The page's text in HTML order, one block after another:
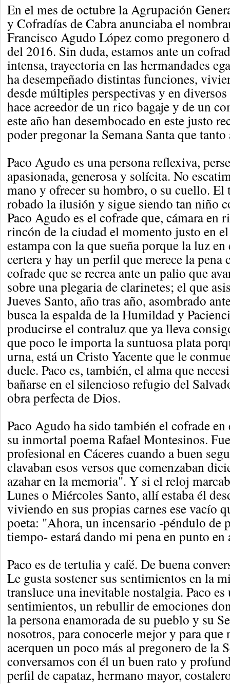
En el mes de octubre la Agrupación
y Cofradías de Cabra anunciaba el
Francisco Agudo López como pregonero
del 2016. Sin duda, estamos ante un
intensa, trayectoria en las hermandades
ha desempeñado distintas funciones,
desde múltiples perspectivas y en
hace acreedor de un rico bagaje y de un
este año han desembocado en este justo
poder pregonar la Semana Santa que
Paco Agudo es una persona reflexiva,
apasionada, generosa y solícita. No
mano y ofrecer su hombro, o su cuello. El
robado la ilusión y sigue siendo tan niño
Paco Agudo es el cofrade que, cámara en
rincón de la ciudad el momento justo en el
estampa con la que sueña porque la luz en
certera y hay un perfil que merece la pena
cofrade que se recrea ante un palio que
sobre una plegaria de clarinetes; el que
Jueves Santo, año tras año, asombrado
busca la espalda de la Humildad y
producirse el contraluz que ya lleva
que poco le importa la suntuosa plata
urna, está un Cristo Yacente que le
duele. Paco es, también, el alma que
bañarse en el silencioso refugio del
obra perfecta de Dios.
Paco Agudo ha sido también el cofrade
su inmortal poema Rafael Montesinos.
profesional en Cáceres cuando a buen
clavaban esos versos que comenzaban
azahar en la memoria". Y si el reloj
Lunes o Miércoles Santo, allí estaba él
viviendo en sus propias carnes ese vacío
poeta: "Ahora, un incensario -péndulo de
tiempo- estará dando mi pena en punto
Paco es de tertulia y café. De buena
Le gusta sostener sus sentimientos en la
transluce una inevitable nostalgia. Paco
sentimientos, un rebullir de emociones
la persona enamorada de su pueblo y su
nosotros, para conocerle mejor y para que
acerquen un poco más al pregonero de la
conversamos con él un buen rato y
perfil de capataz, hermano mayor,